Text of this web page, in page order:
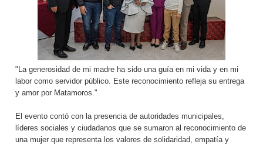
"La generosidad de mi madre ha sido una guía en mi vida y en mi
labor como servidor público. Este reconocimiento refleja su entrega
y amor por Matamoros."
El evento contó con la presencia de autoridades municipales,
líderes sociales y ciudadanos que se sumaron al reconocimiento de
una mujer que representa los valores de solidaridad, empatía y